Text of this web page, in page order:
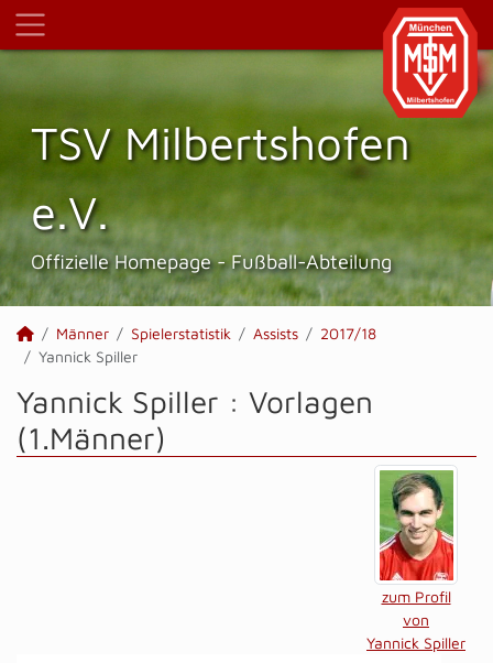
TSV Milbertshofen
e.V.
Offizielle Homepage - Fußball-Abteilung
Männer Spielerstatistik Assists
2017/18
Yannick Spiller
Yannick Spiller : Vorlagen
(1.Männer)
zum Profil
von
Yannick Spiller